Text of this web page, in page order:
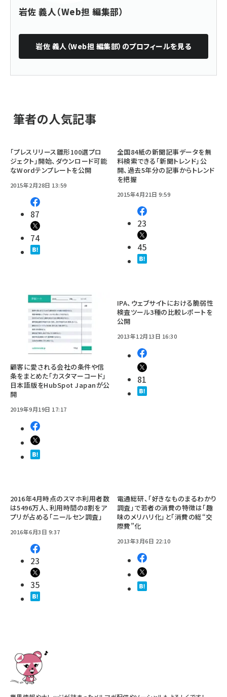
岩佐 義人（Web担 編集部）
岩佐 義人（Web担 編集部） のプロフィールを見る
筆者の人気記事
「プレスリリース雛形100選プロ
ジェクト」開始、ダウンロード可能
なWordテンプレートを公開
2015年2月28日 13:59
87
74
全国84紙の新聞記事データを無
料検索できる「新聞トレンド」公
開、過去5年分の記事からトレンド
を把握
2015年4月21日 9:59
23
45
顧客に愛される会社の条件や信
条をまとめた「カスタマーコード」
日本語版をHubSpot Japanが公
開
2019年9月19日 17:17
IPA、ウェブサイトにおける脆弱性
検査ツール3種の比較レポートを
公開
2013年12月13日 16:30
81
2016年4月時点のスマホ利用者数
は5496万人、利用時間の8割をア
プリが占める「ニールセン調査」
2016年6月3日 9:37
23
35
電通総研、「好きなものまるわかり
調査」で若者の消費の特徴は「趣
味のメリハリ化」と「消費の総“交
際費”化
2013年3月6日 22:10